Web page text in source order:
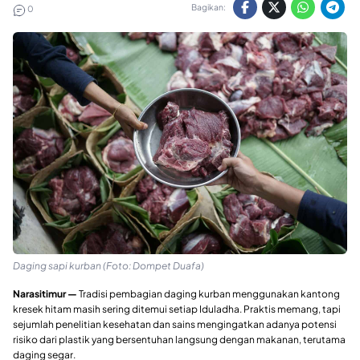
0 Bagikan:
Daging sapi kurban (Foto: Dompet Duafa)
Narasitimur — Tradisi pembagian daging kurban menggunakan kantong
kresek hitam masih sering ditemui setiap Iduladha. Praktis memang, tapi
sejumlah penelitian kesehatan dan sains mengingatkan adanya potensi
risiko dari plastik yang bersentuhan langsung dengan makanan, terutama
daging segar.